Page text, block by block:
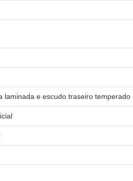
laminada e escudo traseiro temperado